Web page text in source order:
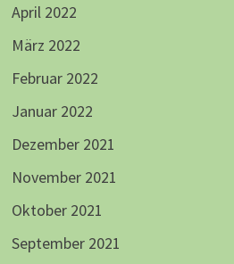
April 2022
März 2022
Februar 2022
Januar 2022
Dezember 2021
November 2021
Oktober 2021
September 2021